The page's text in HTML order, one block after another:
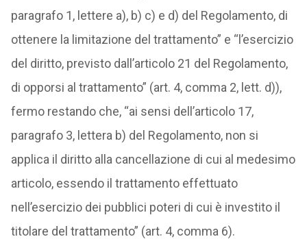
paragrafo 1, lettere a), b) c) e d) del Regolamento, di
ottenere la limitazione del trattamento” e “l’esercizio
del diritto, previsto dall’articolo 21 del Regolamento,
di opporsi al trattamento” (art. 4, comma 2, lett. d)),
fermo restando che, “ai sensi dell’articolo 17,
paragrafo 3, lettera b) del Regolamento, non si
applica il diritto alla cancellazione di cui al medesimo
articolo, essendo il trattamento effettuato
nell’esercizio dei pubblici poteri di cui è investito il
titolare del trattamento” (art. 4, comma 6).